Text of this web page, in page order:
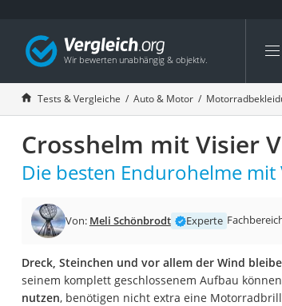
Die
Auto
Tests & Vergleiche Auto & Motor
Crosshelm mit Visier
Die besten Endurohelme mit
Von: Meli Schönbrodt Experte
Dreck, Steinchen und vor allem der Wind
seinem komplett geschlossenem Aufbau
nutzen, benötigen nicht extra eine